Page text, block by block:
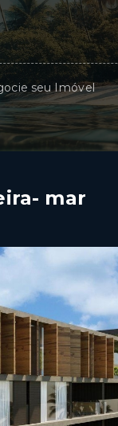
seu Imóvel
mar